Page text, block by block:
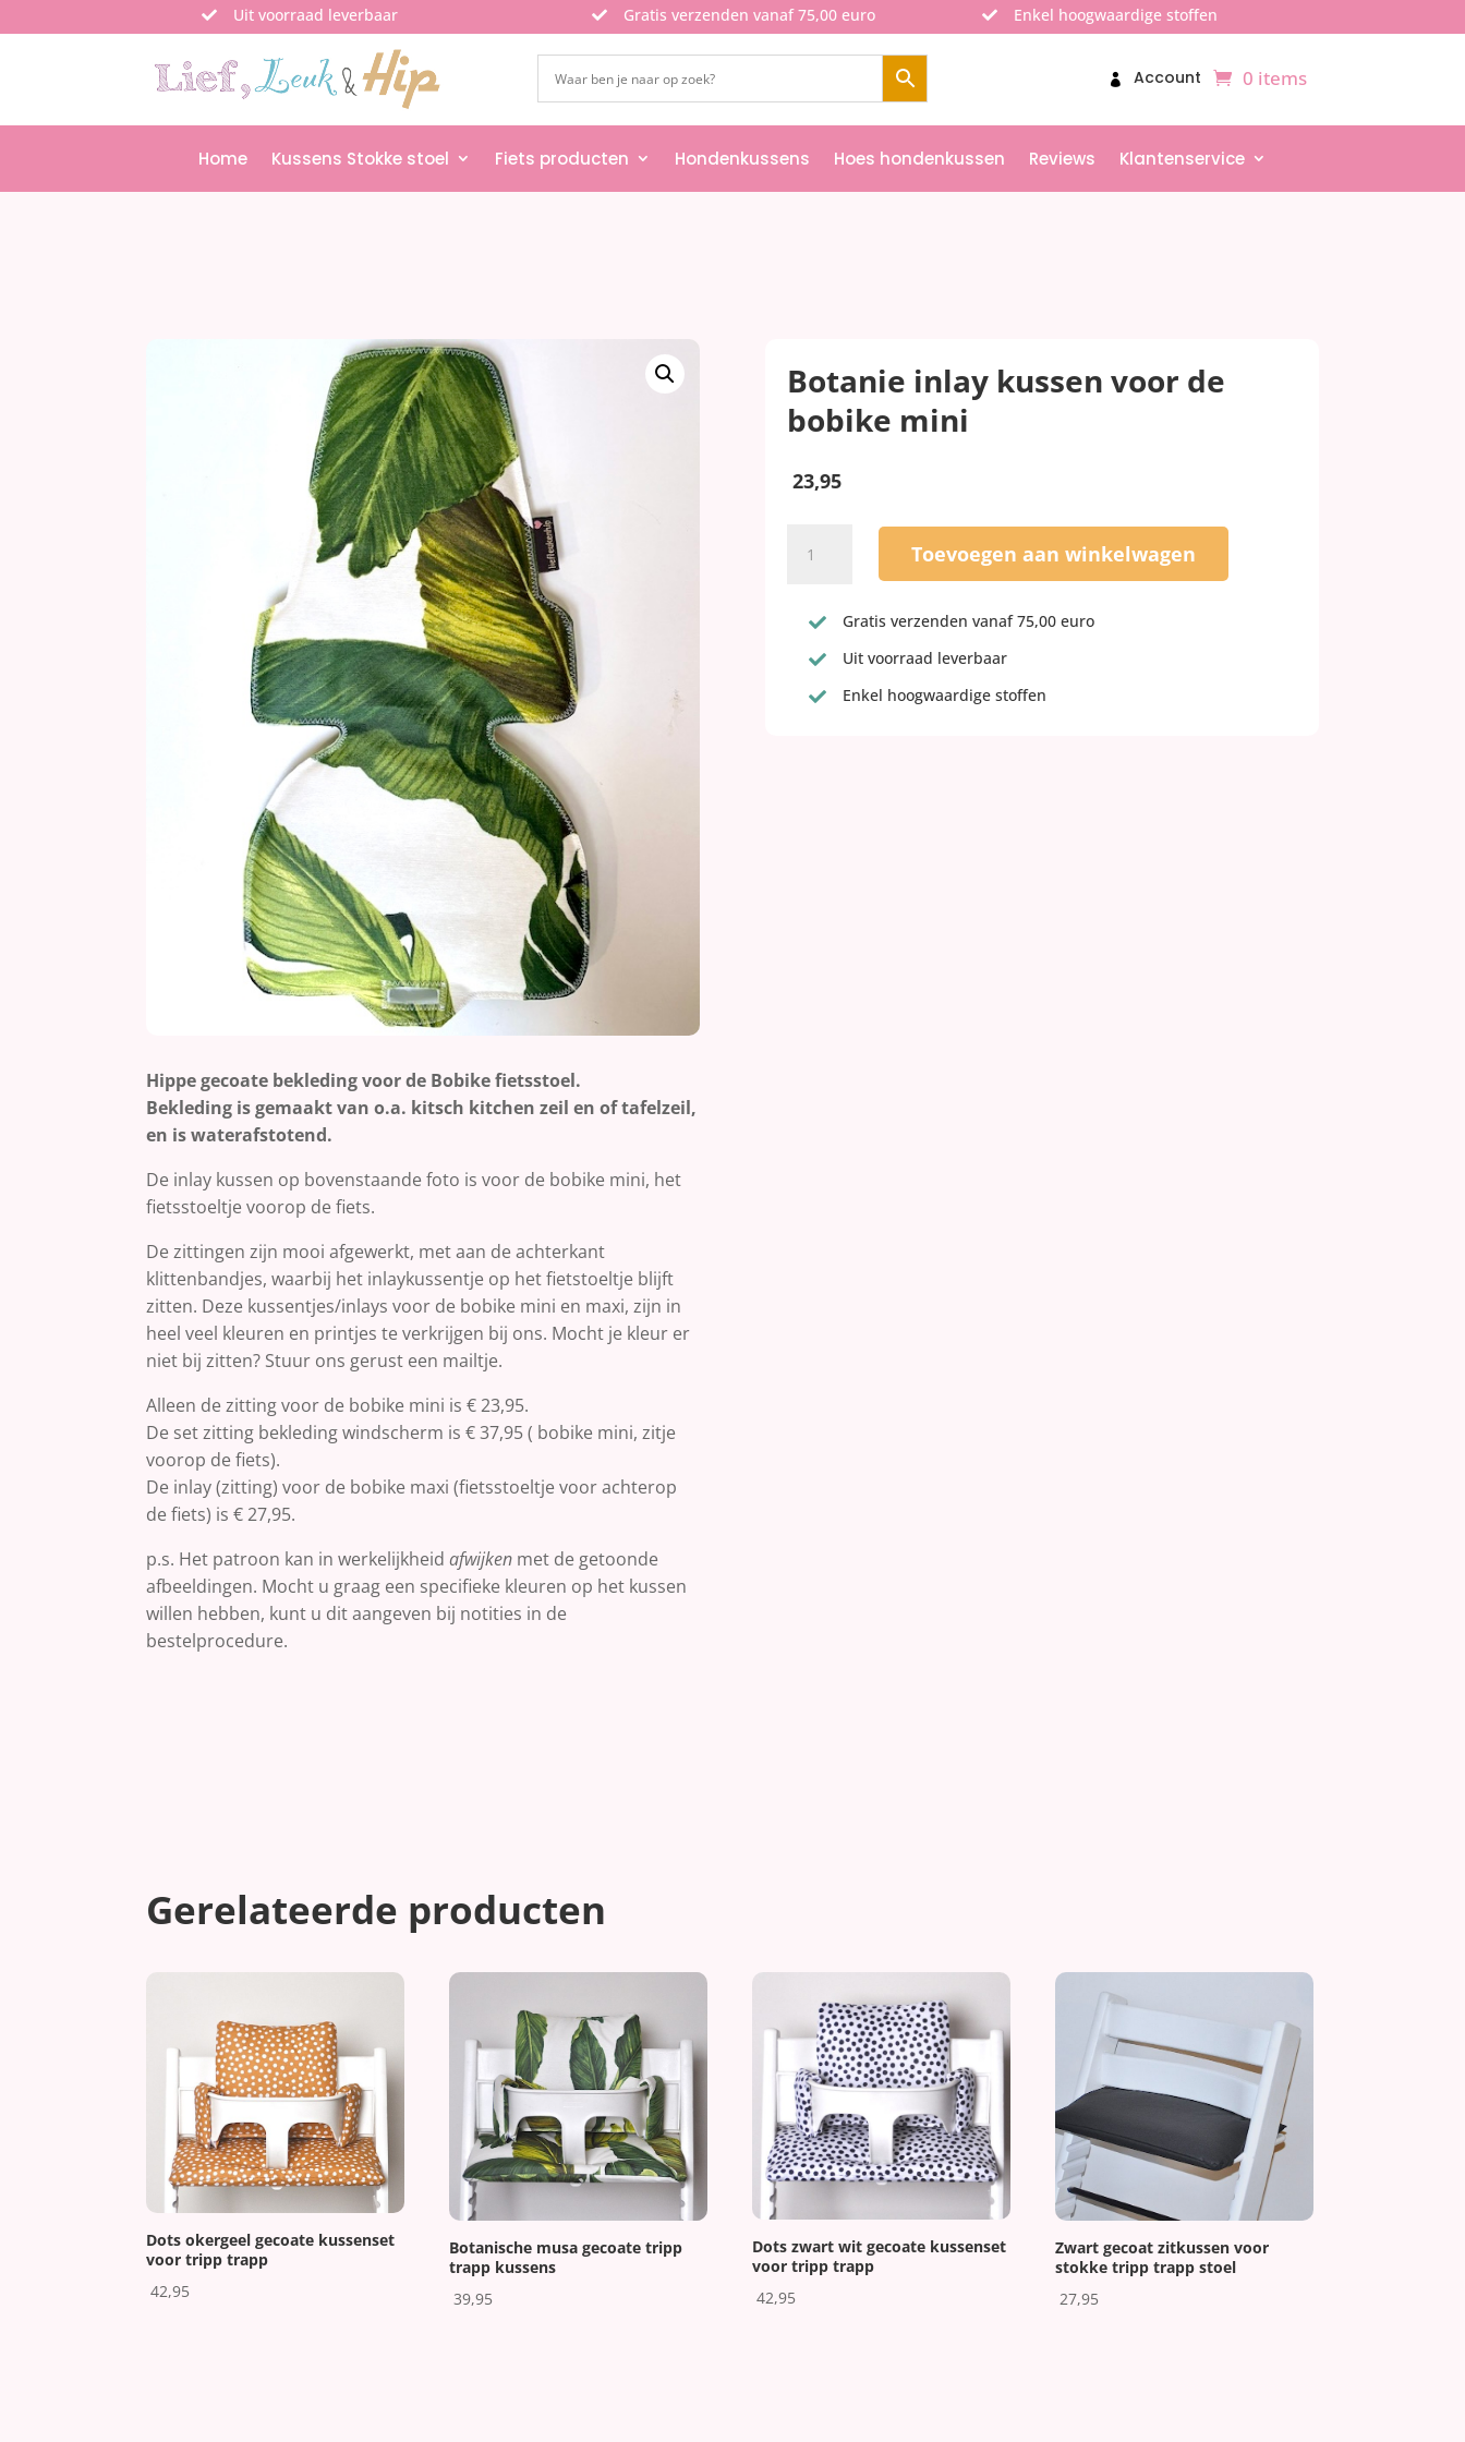
 Uit voorraad leverbaar  Gratis verzenden vanaf 75,00 euro  Enkel hoogwaardige stoffen
Account 0 items
Home Kussens Stokke stoel Fiets producten Hondenkussens Hoes hondenkussen Reviews Klantenservice
Hippe gecoate bekleding voor de Bobike fietsstoel.
Bekleding is gemaakt van o.a. kitsch kitchen zeil en of tafelzeil,
en is waterafstotend.
De inlay kussen op bovenstaande foto is voor de bobike mini, het
fietsstoeltje voorop de fiets.
De zittingen zijn mooi afgewerkt, met aan de achterkant
klittenbandjes, waarbij het inlaykussentje op het fietstoeltje blijft
zitten. Deze kussentjes/inlays voor de bobike mini en maxi, zijn in
heel veel kleuren en printjes te verkrijgen bij ons. Mocht je kleur er
niet bij zitten? Stuur ons gerust een mailtje.
Alleen de zitting voor de bobike mini is € 23,95.
De set zitting bekleding windscherm is € 37,95 ( bobike mini, zitje
voorop de fiets).
De inlay (zitting) voor de bobike maxi (fietsstoeltje voor achterop
de fiets) is € 27,95.
p.s. Het patroon kan in werkelijkheidafwijken met de getoonde
afbeeldingen. Mocht u graag een specifieke kleuren op het kussen
willen hebben, kunt u dit aangeven bij notities in de
bestelprocedure.
Botanie inlay kussen voor de
bobike mini
23,95
inlay
bobike
Toevoegen aan winkelwagen
 Gratis verzenden vanaf 75,00 euro
 Uit voorraad leverbaar
 Enkel hoogwaardige stoffen
Gerelateerde producten
Dots okergeel gecoate kussenset
voor tripp trapp
42,95
Botanische musa gecoate tripp
trapp kussens
39,95
Dots zwart wit gecoate kussenset
voor tripp trapp
42,95
Zwart gecoat zitkussen voor
stokke tripp trapp stoel
27,95